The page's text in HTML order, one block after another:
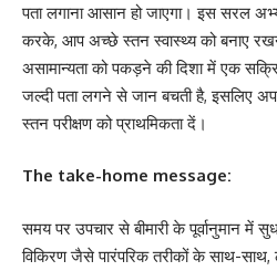
पता लगाना आसान हो जाएगा। इस सरल
करके, आप अच्छे स्तन स्वास्थ्य को बनाए
असामान्यता को पकड़ने की दिशा में एक
जल्दी पता लगने से जान बचती है, इसलिए
स्तन परीक्षण को प्राथमिकता दें।
The take-home message:
समय पर उपचार से बीमारी के पूर्वानुमान में
विकिरण जैसे पारंपरिक तरीकों के साथ-साथ,